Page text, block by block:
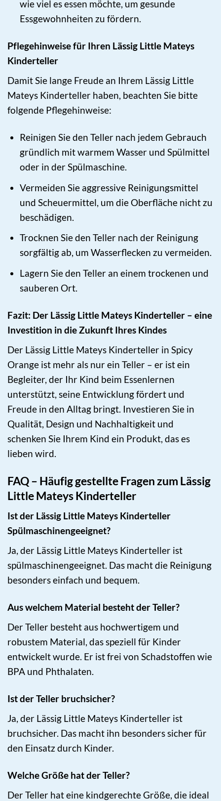
wie viel es essen möchte, um gesunde
Essgewohnheiten zu fördern.
Pflegehinweise für Ihren Lässig Little Mateys
Kinderteller
Damit Sie lange Freude an Ihrem Lässig Little
Mateys Kinderteller haben, beachten Sie bitte
folgende Pflegehinweise:
Reinigen Sie den Teller nach jedem Gebrauch
gründlich mit warmem Wasser und Spülmittel
oder in der Spülmaschine.
Vermeiden Sie aggressive Reinigungsmittel
und Scheuermittel, um die Oberfläche nicht zu
beschädigen.
Trocknen Sie den Teller nach der Reinigung
sorgfältig ab, um Wasserflecken zu vermeiden.
Lagern Sie den Teller an einem trockenen und
sauberen Ort.
Fazit: Der Lässig Little Mateys Kinderteller – eine
Investition in die Zukunft Ihres Kindes
Der Lässig Little Mateys Kinderteller in Spicy
Orange ist mehr als nur ein Teller – er ist ein
Begleiter, der Ihr Kind beim Essenlernen
unterstützt, seine Entwicklung fördert und
Freude in den Alltag bringt. Investieren Sie in
Qualität, Design und Nachhaltigkeit und
schenken Sie Ihrem Kind ein Produkt, das es
lieben wird.
FAQ – Häufig gestellte Fragen zum Lässig
Little Mateys Kinderteller
Ist der Lässig Little Mateys Kinderteller
Spülmaschinengeeignet?
Ja, der Lässig Little Mateys Kinderteller ist
spülmaschinengeeignet. Das macht die Reinigung
besonders einfach und bequem.
Aus welchem Material besteht der Teller?
Der Teller besteht aus hochwertigem und
robustem Material, das speziell für Kinder
entwickelt wurde. Er ist frei von Schadstoffen wie
BPA und Phthalaten.
Ist der Teller bruchsicher?
Ja, der Lässig Little Mateys Kinderteller ist
bruchsicher. Das macht ihn besonders sicher für
den Einsatz durch Kinder.
Welche Größe hat der Teller?
Der Teller hat eine kindgerechte Größe, die ideal